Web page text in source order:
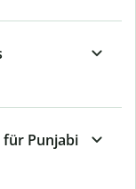
für Punjabi